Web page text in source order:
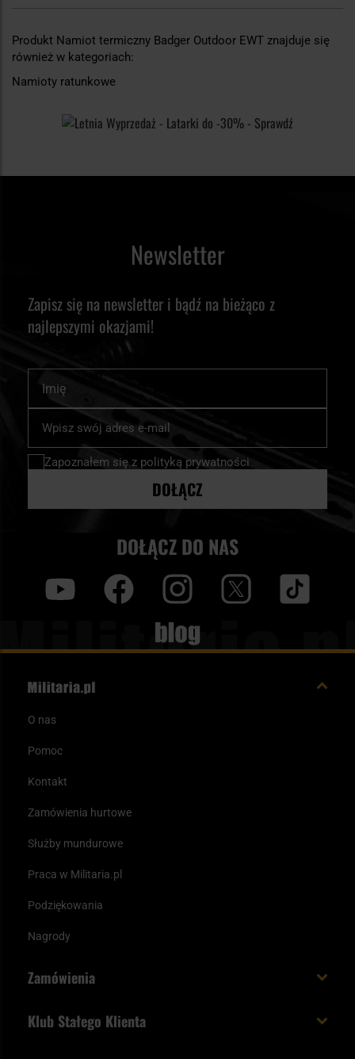
Produkt Namiot termiczny Badger Outdoor EWT znajduje się
również w kategoriach:
Namioty ratunkowe
Newsletter
Zapisz się na newsletter i bądź na bieżąco z
najlepszymi okazjami!
nasz
newsletter:
Zapoznałem się z polityką prywatności
DOŁĄCZ
DOŁĄCZ DO NAS
Blog
O nas
Pomoc
Kontakt
Zamówienia hurtowe
Służby mundurowe
Praca w Militaria.pl
Podziękowania
Nagrody
Zamówienia
Klub Stałego Klienta